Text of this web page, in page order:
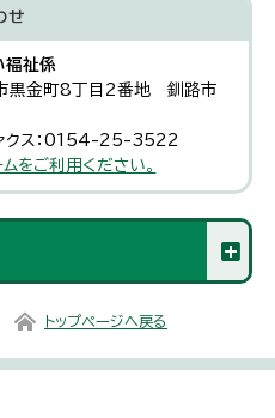
せ
福祉係
金町8丁目2番地 釧路市
クス：0154-25-3522
をご利用ください。
トップページへ戻る